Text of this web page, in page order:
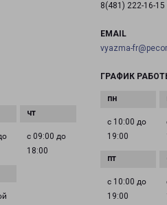
с 09:00 до
18:00
8(481) 222-16-15
EMAIL
vyazma-
ГРАФИК
с 10:00 до
19:00
с 10:00 до
19:00